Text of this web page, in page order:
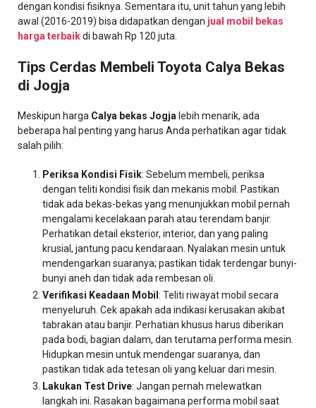
dengan kondisi fisiknya. Sementara itu, unit tahun yang lebih
awal (2016-2019) bisa didapatkan dengan jual mobil bekas
harga terbaikdi bawah Rp 120 juta.
Tips Cerdas Membeli Toyota Calya Bekas
di Jogja
Meskipun harga Calya bekas Jogja lebih menarik, ada
beberapa hal penting yang harus Anda perhatikan agar tidak
salah pilih:
Periksa Kondisi Fisik: Sebelum membeli, periksa
dengan teliti kondisi fisik dan mekanis mobil. Pastikan
tidak ada bekas-bekas yang menunjukkan mobil pernah
mengalami kecelakaan parah atau terendam banjir.
Perhatikan detail eksterior, interior, dan yang paling
krusial, jantung pacu kendaraan. Nyalakan mesin untuk
mendengarkan suaranya; pastikan tidak terdengar bunyi-
bunyi aneh dan tidak ada rembesan oli.
​Verifikasi Keadaan Mobil : ​Teliti riwayat mobil secara
menyeluruh. Cek apakah ada indikasi kerusakan akibat
tabrakan atau banjir. Perhatian khusus harus diberikan
pada bodi, bagian dalam, dan terutama performa mesin.
Hidupkan mesin untuk mendengar suaranya, dan
pastikan tidak ada tetesan oli yang keluar dari mesin.
Lakukan Test Drive: Jangan pernah melewatkan
langkah ini. Rasakan bagaimana performa mobil saat